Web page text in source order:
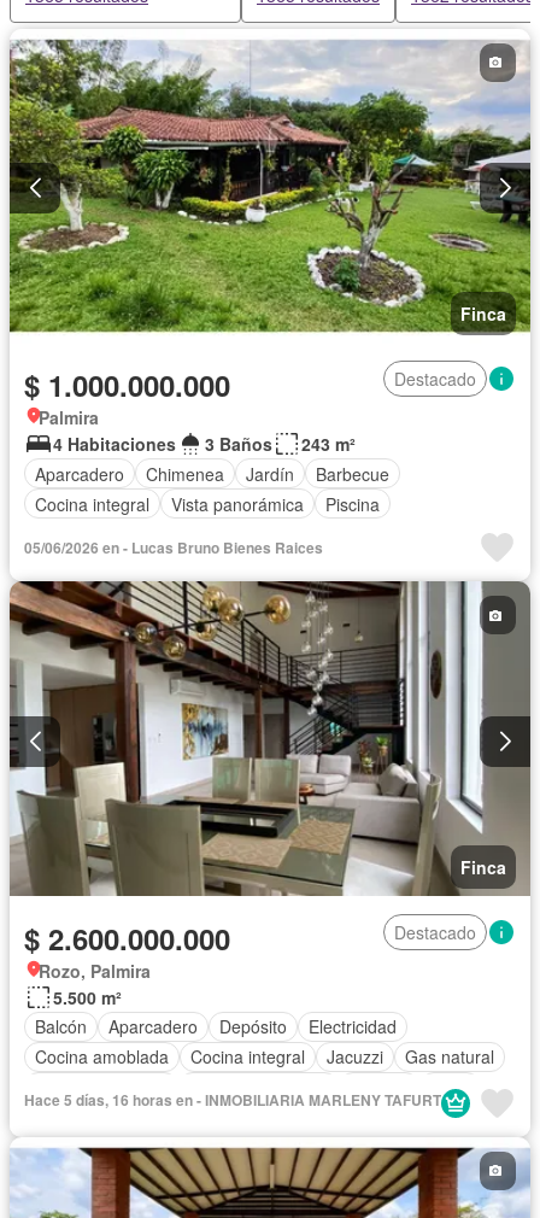
Finca
$ 1.000.000.000
Destacado
Palmira
4 Habitaciones
3 Baños
243 m²
Aparcadero
Chimenea Jardín
Barbecue
Cocina integral
Vista panorámica Piscina
05/06/2026 en - Lucas Bruno Bienes Raices
Finca
$ 2.600.000.000
Destacado
Rozo, Palmira
5.500 m²
Balcón
Aparcadero Depósito
Electricidad
Cocina amoblada
Cocina integral Jacuzzi
Gas natural
Agua
Acceso para personas con discapacidad
Jardín Piscina
Hace 5 días, 16 horas en - INMOBILIARIA MARLENY TAFURT